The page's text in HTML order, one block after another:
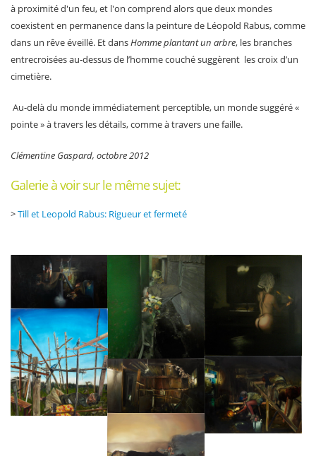
à proximité d'un feu, et l'on comprend alors que deux mondes
coexistent en permanence dans la peinture de Léopold Rabus, comme
dans un rêve éveillé. Et dansHomme plantant un arbre, les branches
entrecroisées au-dessus de l’homme couché suggèrent les croix d’un
cimetière.
Au-delà du monde immédiatement perceptible, un monde suggéré «
pointe » à travers les détails, comme à travers une faille.
Clémentine Gaspard, octobre 2012
Galerie à voir sur le même sujet:
>Till et Leopold Rabus: Rigueur et fermeté